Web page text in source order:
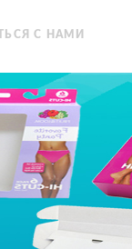
С НАМИ